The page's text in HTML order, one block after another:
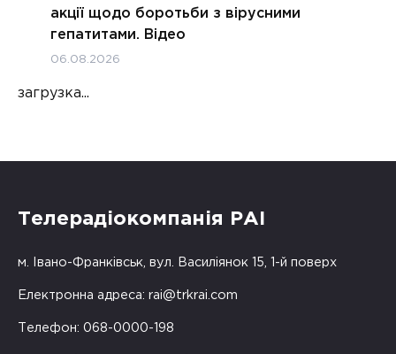
акції щодо боротьби з вірусними
гепатитами. Відео
06.08.2026
загрузка...
Телерадіокомпанія РАІ
м. Івано-Франківськ, вул. Василіянок 15, 1-й поверх
Електронна адреса: rai@trkrai.com
Телефон: 068-0000-198